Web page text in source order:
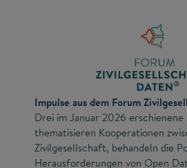
Impulse aus dem Forum
Drei im Januar 2026 erschienene
thematisieren Kooperationen
Zivilgesellschaft, behandeln die
Herausforderungen von Open